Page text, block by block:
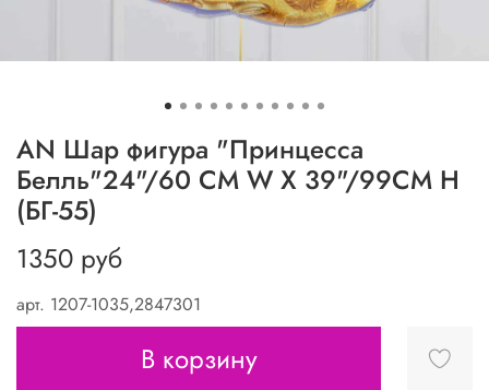
арт. 1207-1035,2847301
AN Шар фигура "Принцесса
Белль"24"/60 CM W X 39"/99CM H
(БГ-55)
1350 руб
В корзину